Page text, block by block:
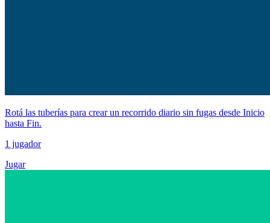
Rotá las tuberías para crear un recorrido diario sin fugas desde Inicio
hasta Fin.
1 jugador
Jugar